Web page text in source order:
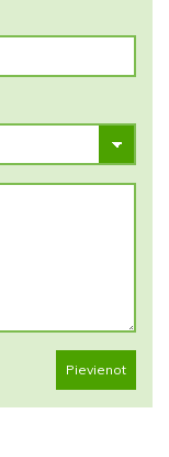
Pievienot